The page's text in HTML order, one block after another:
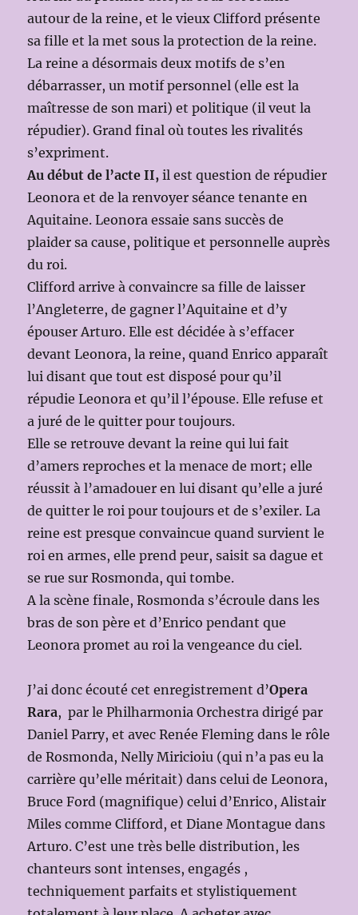
autour de la reine, et le vieux Clifford présente
sa fille et la met sous la protection de la reine.
La reine a désormais deux motifs de s’en
débarrasser, un motif personnel (elle est la
maîtresse de son mari) et politique (il veut la
répudier). Grand final où toutes les rivalités
s’expriment.
Au début de l’acte II, il est question de répudier
Leonora et de la renvoyer séance tenante en
Aquitaine. Leonora essaie sans succès de
plaider sa cause, politique et personnelle auprès
du roi.
Clifford arrive à convaincre sa fille de laisser
l’Angleterre, de gagner l’Aquitaine et d’y
épouser Arturo. Elle est décidée à s’effacer
devant Leonora, la reine, quand Enrico apparaît
lui disant que tout est disposé pour qu’il
répudie Leonora et qu’il l’épouse. Elle refuse et
a juré de le quitter pour toujours.
Elle se retrouve devant la reine qui lui fait
d’amers reproches et la menace de mort; elle
réussit à l’amadouer en lui disant qu’elle a juré
de quitter le roi pour toujours et de s’exiler. La
reine est presque convaincue quand survient le
roi en armes, elle prend peur, saisit sa dague et
se rue sur Rosmonda, qui tombe.
A la scène finale, Rosmonda s’écroule dans les
bras de son père et d’Enrico pendant que
Leonora promet au roi la vengeance du ciel.
J’ai donc écouté cet enregistrement d’Opera
Rara, par le Philharmonia Orchestra dirigé par
Daniel Parry, et avec Renée Fleming dans le rôle
de Rosmonda, Nelly Miricioiu (qui n’a pas eu la
carrière qu’elle méritait) dans celui de Leonora,
Bruce Ford (magnifique) celui d’Enrico, Alistair
Miles comme Clifford, et Diane Montague dans
Arturo. C’est une très belle distribution, les
chanteurs sont intenses, engagés ,
techniquement parfaits et stylistiquement